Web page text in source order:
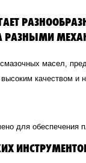
РАЗНЫМИ
масел,
качеством и
для обеспечения